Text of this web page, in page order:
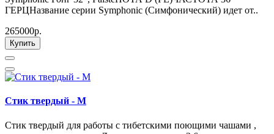
ГЕРЦНазвание серии Symphonic (Симфонический) идет от..
265000р.
Купить
Стик твердый - М
Стик твердый для работы с тибетскими поющими чашами ,